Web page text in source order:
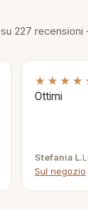
su 227 recensioni ·
Ottimi
Stefania L.
Sul negozio